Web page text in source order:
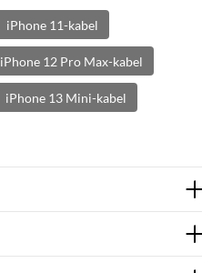
iPhone 11-kabel
iPhone 12 Pro Max-kabel
iPhone 13 Mini-kabel